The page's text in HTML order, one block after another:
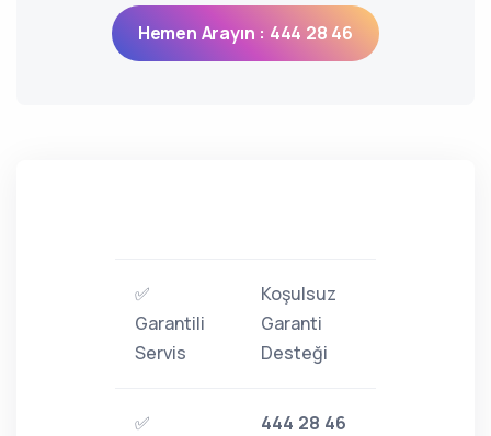
Hemen Arayın : 444 28 46
✅
Garantili
Servis
Koşulsuz
Garanti
Desteği
✅
444 28 46